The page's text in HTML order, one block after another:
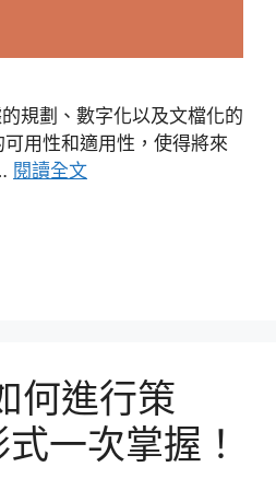
規劃、數字化以及文檔化的
用性和適用性，使得將來
閱讀全文
何進行策
一次掌握！